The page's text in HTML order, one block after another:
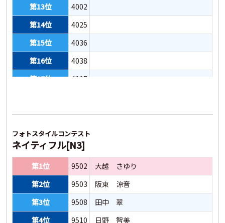
第13位
4002
第14位
4025
第15位
4036
第16位
4038
第17位
4007
第19位
4039
第20位
4003
第21位
4009
第22位
4027
第23位
4037
第24位
4043
フォトスタイルコンテスト
ネイティフル[N3]
第1位 9502
大越 さゆり
第2位
9503
阪東 涼音
第3位
9508
田中 翠
第4位
9510 日野 智美